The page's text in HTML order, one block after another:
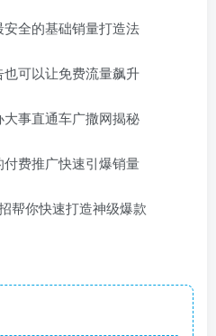
全的基础销量打造法
可以让免费流量飙升
事直通车广撒网揭秘
费推广快速引爆销量
你快速打造神级爆款